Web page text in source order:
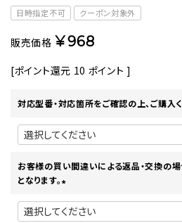
日時指定不可 クーポン対象外
販売価格 ¥968
[ポイント還元 10 ポイント ]
対応型番・対応箇所をご確認の上、ご購入く
お客様の買い間違いによる返品・交換の
となります。
(
必